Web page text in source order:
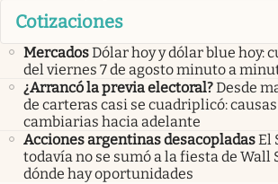
Cotizaciones
MercadosDólar hoy y dólar blue hoy:
del viernes 7 de agosto minuto a
¿Arrancó la previa electoral?Desde
de carteras casi se cuadriplicó:
cambiarias hacia adelante
Acciones argentinas desacopladasEl
todavía no se sumó a la fiesta de Wall
dónde hay oportunidades